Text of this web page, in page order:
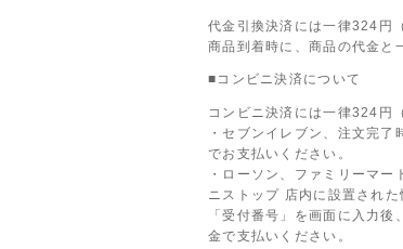
代金引換決済には一律324円
商品到着時に、商品の代金と
■コンビニ決済について
コンビニ決済には一律324円
・セブンイレブン、注文完
でお支払いください。
・ローソン、ファミリーマー
ニストップ 店内に設置され
「受付番号」を画面に入力
金で支払いください。